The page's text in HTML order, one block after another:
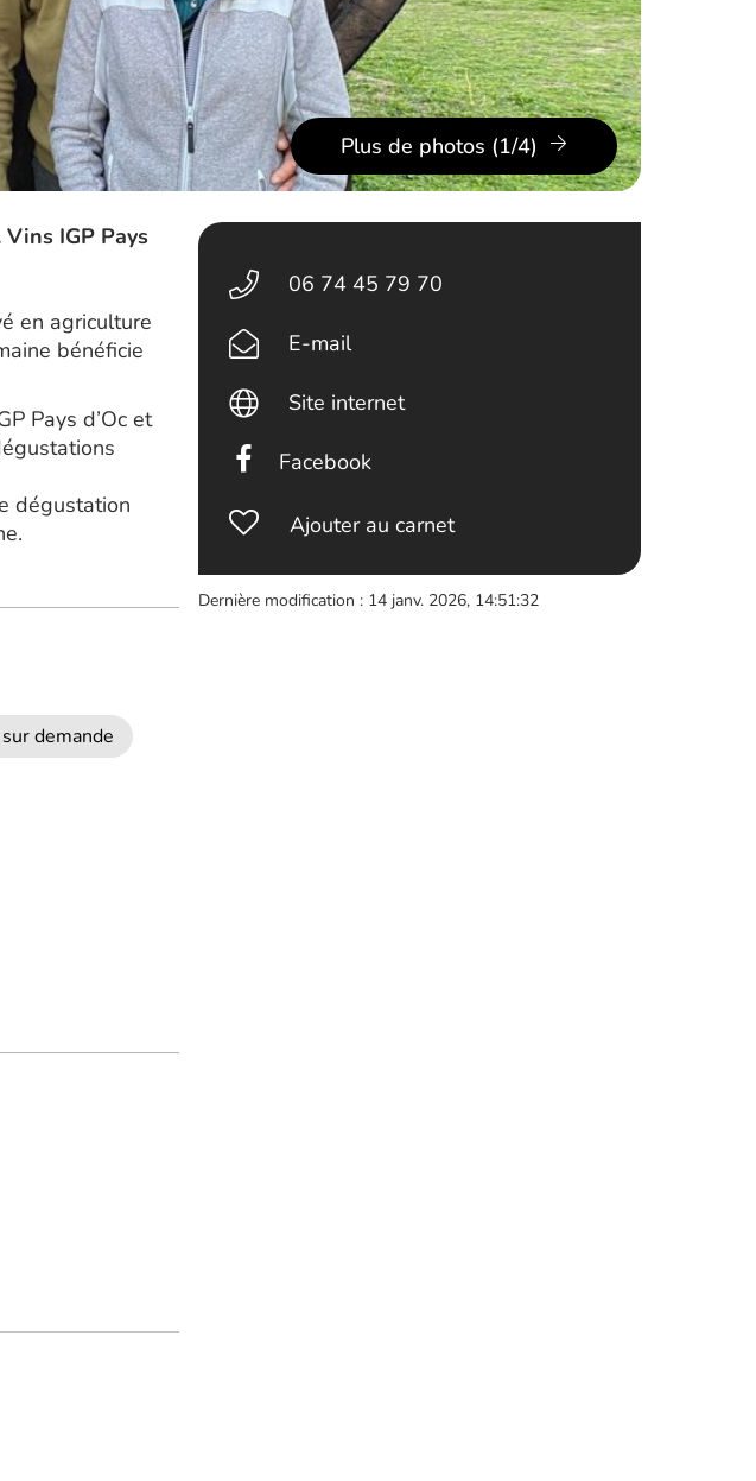
Plus de photos (1/4)
IGP Pays
en agriculture
bénéficie
Pays d’Oc et
dégustation
demande
06 74 45 79 70
E-mail
Site internet
Facebook
Ajouter au carnet
Dernière modification : 14 janv. 2026, 14:51:32